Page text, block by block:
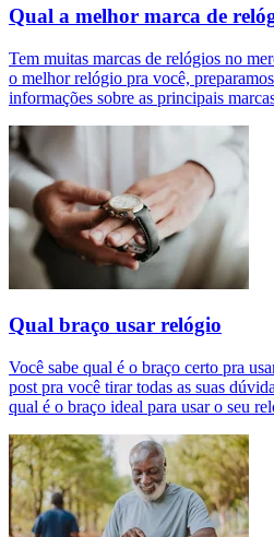
Qual a melhor marca de
Tem muitas marcas de relógios no
o melhor relógio pra você,
informações sobre as principais
Qual braço usar relógio
Você sabe qual é o braço certo pra
post pra você tirar todas as suas
qual é o braço ideal para usar o seu